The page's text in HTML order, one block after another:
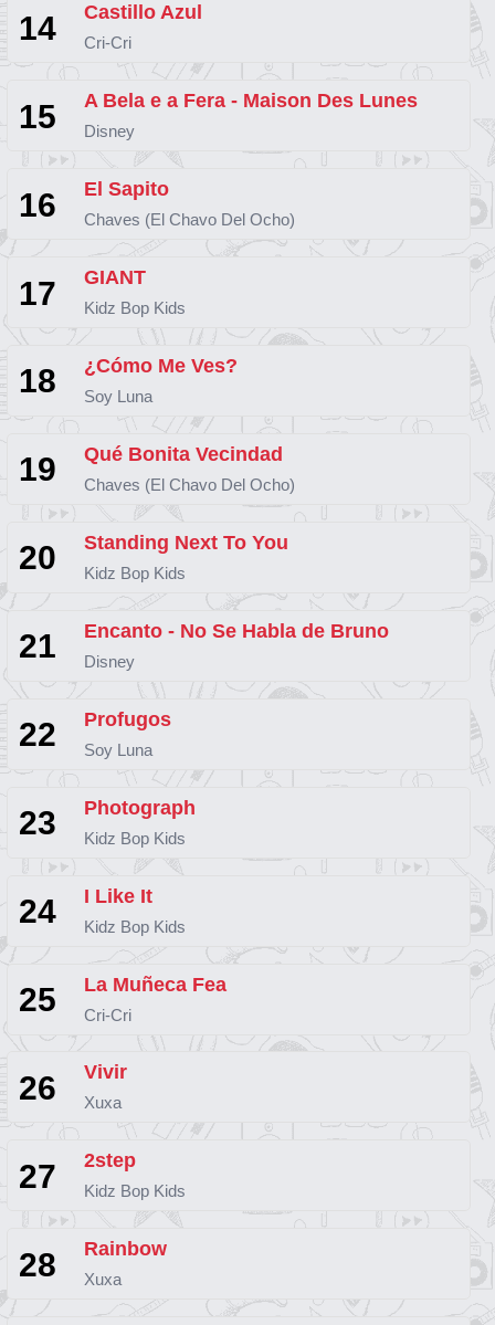
14 Castillo Azul
Cri-Cri
15 A Bela e a Fera - Maison Des Lunes
Disney
16 El Sapito
Chaves (El Chavo Del Ocho)
17 GIANT
Kidz Bop Kids
18 ¿Cómo Me Ves?
Soy Luna
19 Qué Bonita Vecindad
Chaves (El Chavo Del Ocho)
20 Standing Next To You
Kidz Bop Kids
21 Encanto - No Se Habla de Bruno
Disney
22 Profugos
Soy Luna
23 Photograph
Kidz Bop Kids
24 I Like It
Kidz Bop Kids
25 La Muñeca Fea
Cri-Cri
26 Vivir
Xuxa
27 2step
Kidz Bop Kids
28 Rainbow
Xuxa